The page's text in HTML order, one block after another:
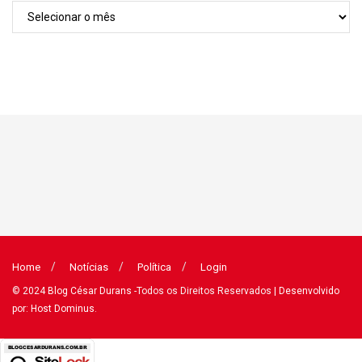
Home Notícias Política Login
© 2024Blog César Durans -Todos os Direitos Reservados | Desenvolvido
por: Host Dominus